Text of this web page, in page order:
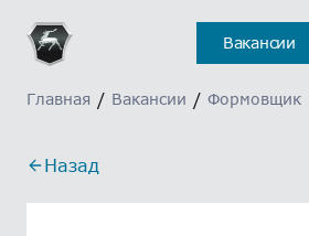
Вакансии
Главная / Вакансии / Формовщик
Назад